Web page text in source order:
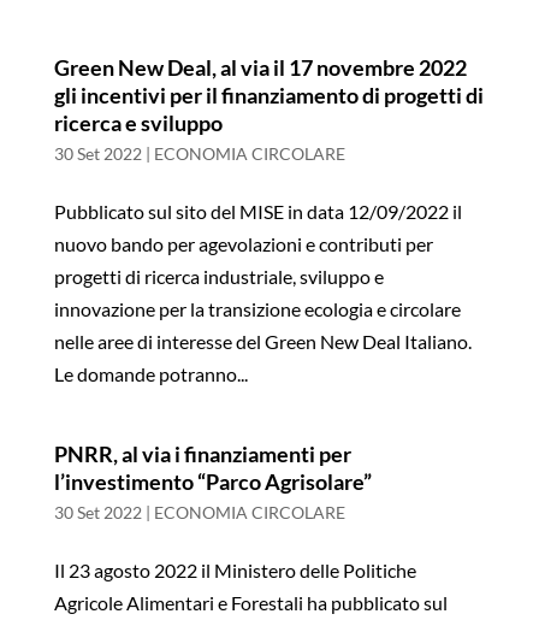
Green New Deal, al via il 17 novembre 2022
gli incentivi per il finanziamento di progetti di
ricerca e sviluppo
30 Set 2022 | ECONOMIA CIRCOLARE
Pubblicato sul sito del MISE in data 12/09/2022 il
nuovo bando per agevolazioni e contributi per
progetti di ricerca industriale, sviluppo e
innovazione per la transizione ecologia e circolare
nelle aree di interesse del Green New Deal Italiano.
Le domande potranno...
PNRR, al via i finanziamenti per
l’investimento “Parco Agrisolare”
30 Set 2022 | ECONOMIA CIRCOLARE
Il 23 agosto 2022 il Ministero delle Politiche
Agricole Alimentari e Forestali ha pubblicato sul